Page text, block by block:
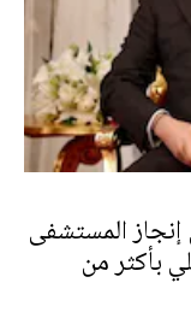
إنجاز المستشفى
بأكثر من